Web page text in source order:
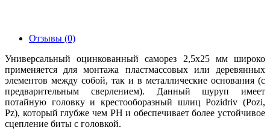
Отзывы (0)
Универсальный оцинкованный саморез 2,5х25 мм широко
применяется для монтажа пластмассовых или деревянных
элементов между собой, так и в металлические основания (с
предварительным сверлением). Данный шуруп имеет
потайную головку и крестооборазный шлиц Pozidriv (Pozi,
Pz), который глубже чем PH и обеспечивает более устойчивое
сцепление биты с головкой.